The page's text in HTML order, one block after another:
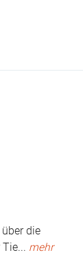
die
Tie... mehr